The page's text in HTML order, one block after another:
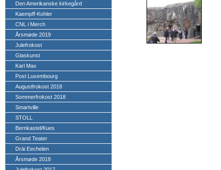
Den Amerikanske kirkegård
Kaempff-Kohler
CNL i Merch
Årsmøde 2019
Julefrokost
Glaskunst
Karl Max
Post Luxembourg
Augustfrokost 2018
Sommerfrokost 2018
Smartville
STOLL
Bernkastel/Kues
Grand Teater
Dräi Eechelen
Årsmøde 2018